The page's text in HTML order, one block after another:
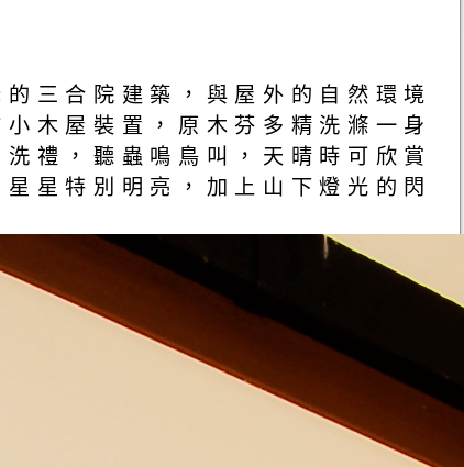
三合院建築，與屋外的自然環境
木屋裝置，原木芬多精洗滌一身
禮，聽蟲鳴鳥叫，天晴時可欣賞
星特別明亮，加上山下燈光的閃